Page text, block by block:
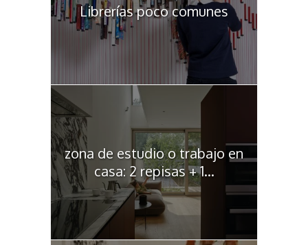
Librerías poco comunes
zona de estudio o trabajo en
casa: 2 repisas + 1...